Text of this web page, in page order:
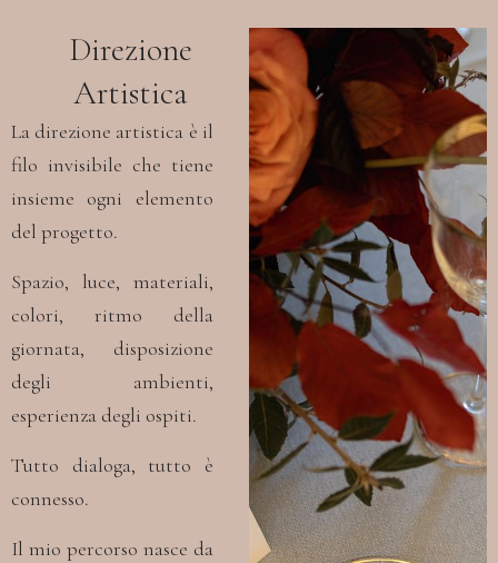
Direzione
Artistica
La direzione artistica è il
filo invisibile che tiene
insieme ogni elemento
del progetto.
Spazio, luce, materiali,
colori, ritmo della
giornata, disposizione
degli ambienti,
esperienza degli ospiti.
Tutto dialoga, tutto è
connesso.
Il mio percorso nasce da